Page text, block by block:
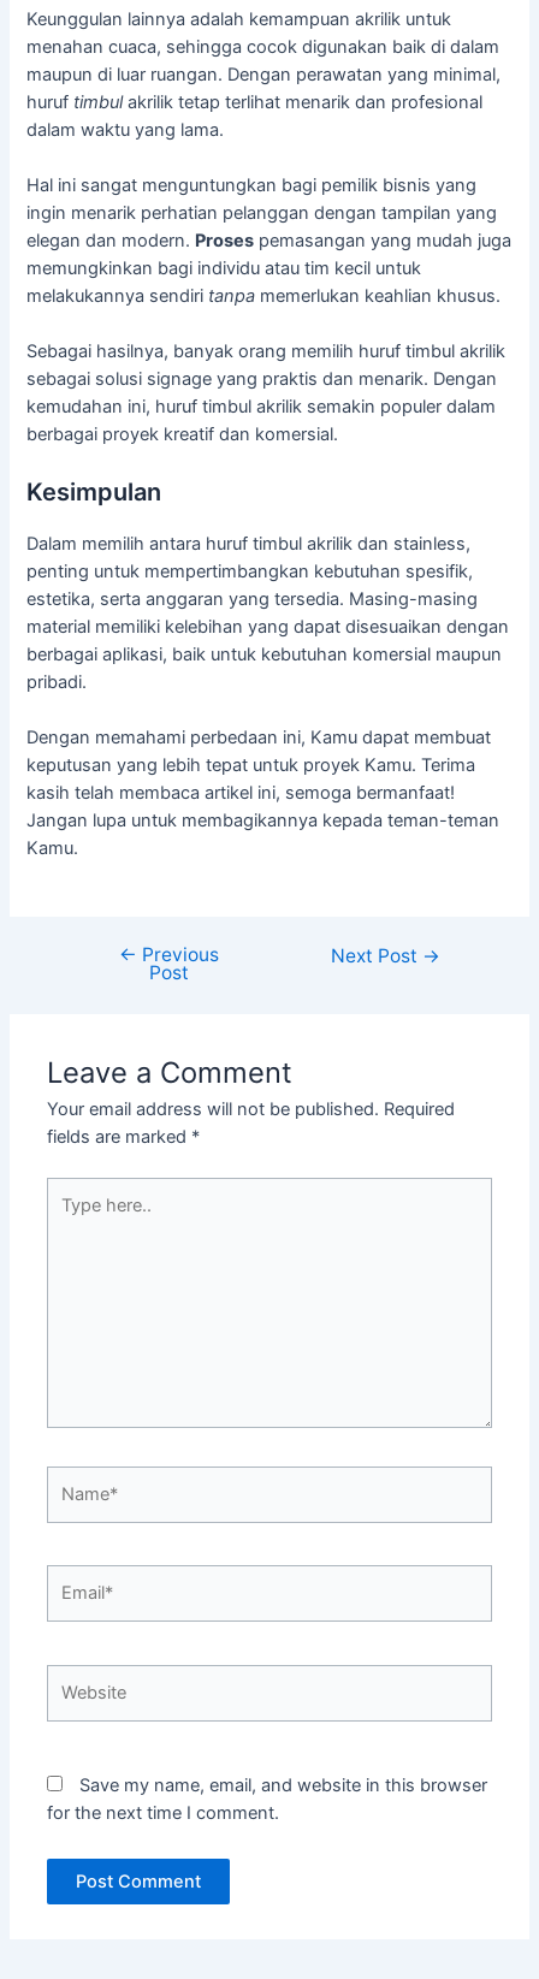
Keunggulan lainnya adalah kemampuan akrilik untuk
menahan cuaca, sehingga cocok digunakan baik di dalam
maupun di luar ruangan. Dengan perawatan yang minimal,
huruf timbulakrilik tetap terlihat menarik dan profesional
dalam waktu yang lama.
Hal ini sangat menguntungkan bagi pemilik bisnis yang
ingin menarik perhatian pelanggan dengan tampilan yang
elegan dan modern. Proses pemasangan yang mudah juga
memungkinkan bagi individu atau tim kecil untuk
melakukannya sendiri tanpa memerlukan keahlian khusus.
Sebagai hasilnya, banyak orang memilih huruf timbul akrilik
sebagai solusi signage yang praktis dan menarik. Dengan
kemudahan ini, huruf timbul akrilik semakin populer dalam
berbagai proyek kreatif dan komersial.
Kesimpulan
Dalam memilih antara huruf timbul akrilik dan stainless,
penting untuk mempertimbangkan kebutuhan spesifik,
estetika, serta anggaran yang tersedia. Masing-masing
material memiliki kelebihan yang dapat disesuaikan dengan
berbagai aplikasi, baik untuk kebutuhan komersial maupun
pribadi.
Dengan memahami perbedaan ini, Kamu dapat membuat
keputusan yang lebih tepat untuk proyek Kamu. Terima
kasih telah membaca artikel ini, semoga bermanfaat!
Jangan lupa untuk membagikannya kepada teman-teman
Kamu.
← Previous
Post
Next Post →
Leave a Comment
Your email address will not be published. Required
fields are marked *
here..
Save my name, email, and website in this browser
for the next time I comment.